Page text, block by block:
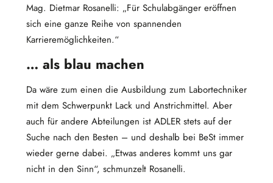
Mag. Dietmar Rosanelli: „Für Schulabgänger eröffnen
sich eine ganze Reihe von spannenden
Karrieremöglichkeiten.“
… als blau machen
Da wäre zum einen die Ausbildung zum Labortechniker
mit dem Schwerpunkt Lack und Anstrichmittel. Aber
auch für andere Abteilungen ist ADLER stets auf der
Suche nach den Besten – und deshalb bei BeSt immer
wieder gerne dabei. „Etwas anderes kommt uns gar
nicht in den Sinn“, schmunzelt Rosanelli.